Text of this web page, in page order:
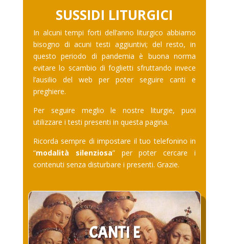
SUSSIDI LITURGICI
In alcuni tempi forti dell’anno liturgico abbiamo
bisogno di acuni testi aggiuntivi; del resto, in
questo periodo di pandemia è buona norma
evitare lo scambio di foglietti sfruttando invece
l’ausilio del web per poter seguire canti e
preghiere.
Per seguire meglio le nostre liturgie, puoi
utilizzare i testi presenti in questa pagina.
Ricorda sempre di impostare il tuo telefonino in
“modalità silenziosa” per poter cercare i
contenuti senza disturbare i presenti. Grazie.
CANTI E